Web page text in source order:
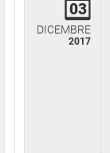
03
DICEMBRE
2017